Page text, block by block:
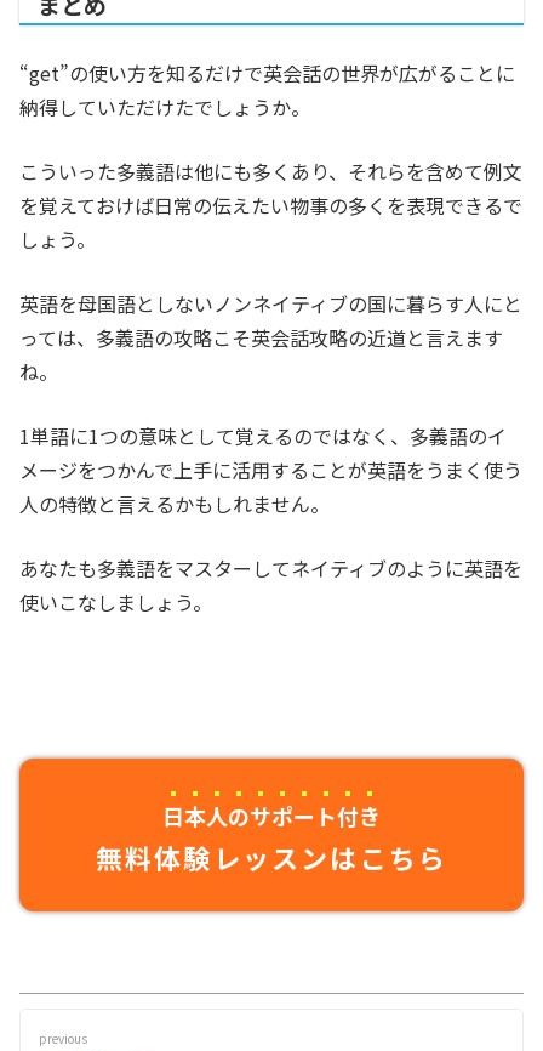
“get”の使い方を知るだけで英会話の世界が広がることに
納得していただけたでしょうか。
こういった多義語は他にも多くあり、それらを含めて例文
を覚えておけば日常の伝えたい物事の多くを表現できるで
しょう。
英語を母国語としないノンネイティブの国に暮らす人にと
っては、多義語の攻略こそ英会話攻略の近道と言えます
ね。
1単語に1つの意味として覚えるのではなく、多義語のイ
メージをつかんで上手に活用することが英語をうまく使う
人の特徴と言えるかもしれません。
あなたも多義語をマスターしてネイティブのように英語を
使いこなしましょう。
日本人のサポート付き
無料体験レッスンはこちら
previous